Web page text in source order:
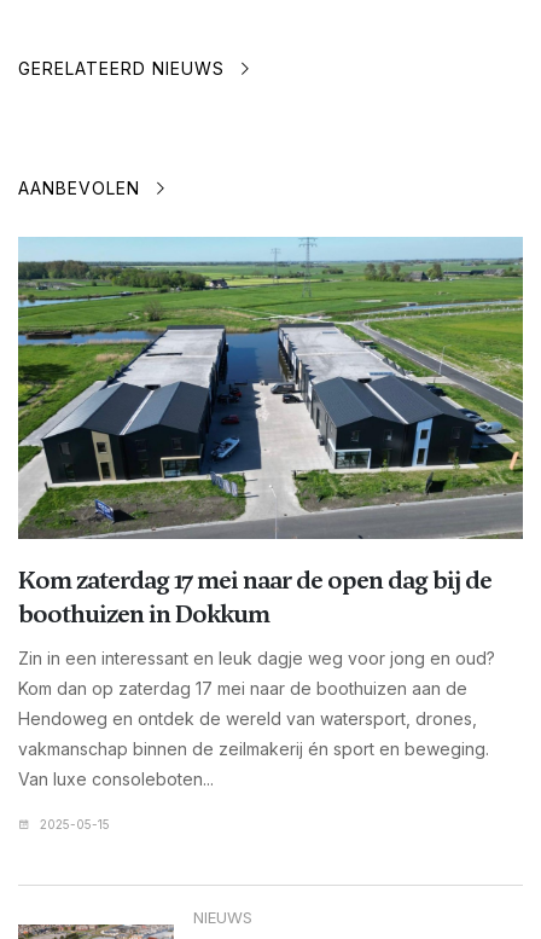
GERELATEERD NIEUWS
AANBEVOLEN
Kom zaterdag 17 mei naar de open dag bij de
boothuizen in Dokkum
Zin in een interessant en leuk dagje weg voor jong en oud?
Kom dan op zaterdag 17 mei naar de boothuizen aan de
Hendoweg en ontdek de wereld van watersport, drones,
vakmanschap binnen de zeilmakerij én sport en beweging.
Van luxe consoleboten...
2025-05-15
NIEUWS